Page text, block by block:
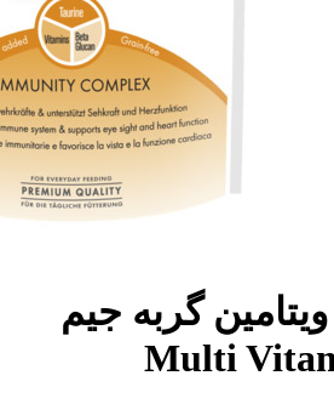
گربه جیم